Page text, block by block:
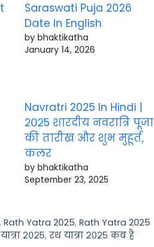
Saraswati Puja 2026
Date In English
by bhaktikatha
January 14, 2026
Navratri 2025 In Hindi |
२०२5 शारदीय नवरात्रि पूजा
की तारीख और शुभ मुहूर्त,
कलर
by bhaktikatha
September 23, 2025
,Rath Yatra 2025,Rath Yatra 2025
२०२५, रथ यात्रा २०२५ कब है